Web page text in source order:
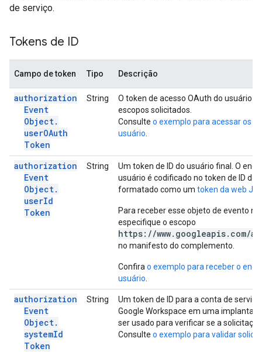
de serviço.
Tokens de ID
Campo de token Tipo Descrição
authorization
Event
Object.
userOAuth
Token
String
O token de acesso OAuth do usuário
escopos solicitados.
Consulte o exemplo para acessar os
usuário
authorization
Event
Object.
userId
Token
String
Um token de ID do usuário final. O
usuário é codificado no token de ID do
formatado como um token da web
Para receber esse objeto de evento
especifique o escopo
https://www.googleapis.com/
no manifesto do complemento.
Confira o exemplo para receber o
usuário
authorization
Event
Object.
systemId
Token
String
Um token de ID para a conta de
Google Workspace em uma
ser usado para verificar se a
Consulte o exemplo para validar